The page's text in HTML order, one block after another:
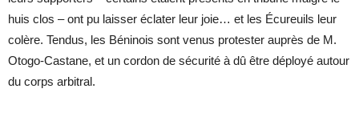
huis clos – ont pu laisser éclater leur joie… et les Écureuils leur
colère. Tendus, les Béninois sont venus protester auprès de M.
Otogo-Castane, et un cordon de sécurité à dû être déployé autour
du corps arbitral.